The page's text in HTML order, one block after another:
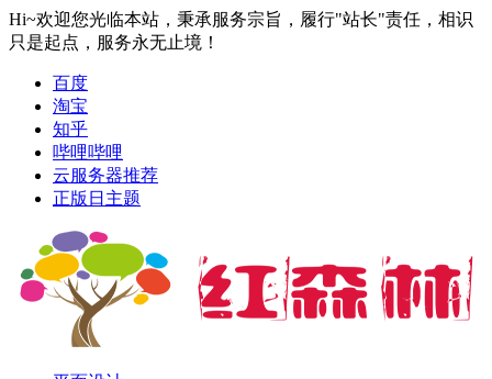
Hi~欢迎您光临本站，秉承服务宗旨，履行"站长"责任，相识
只是起点，服务永无止境！
百度
淘宝
知乎
哔哩哔哩
云服务器推荐
正版日主题